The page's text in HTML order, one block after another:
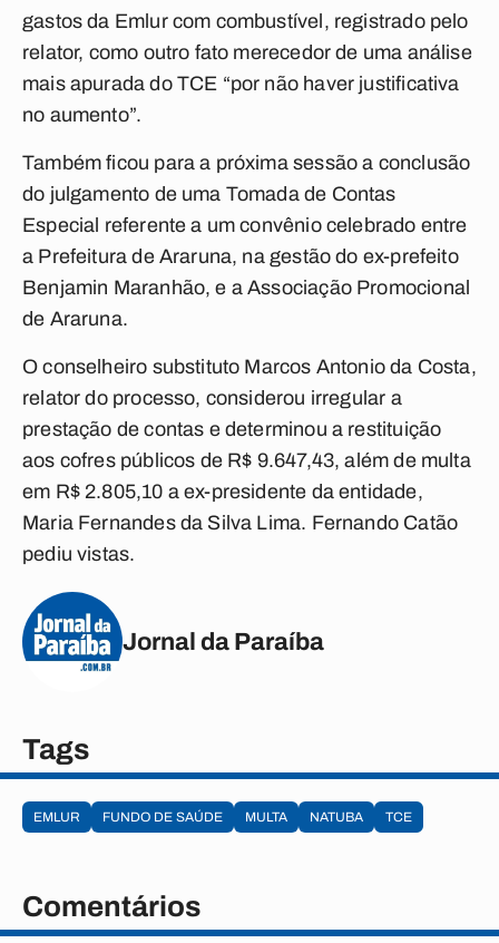
gastos da Emlur com combustível, registrado pelo
relator, como outro fato merecedor de uma análise
mais apurada do TCE “por não haver justificativa
no aumento”.
Também ficou para a próxima sessão a conclusão
do julgamento de uma Tomada de Contas
Especial referente a um convênio celebrado entre
a Prefeitura de Araruna, na gestão do ex-prefeito
Benjamin Maranhão, e a Associação Promocional
de Araruna.
O conselheiro substituto Marcos Antonio da Costa,
relator do processo, considerou irregular a
prestação de contas e determinou a restituição
aos cofres públicos de R$ 9.647,43, além de multa
em R$ 2.805,10 a ex-presidente da entidade,
Maria Fernandes da Silva Lima. Fernando Catão
pediu vistas.
Jornal da Paraíba
Tags
EMLUR FUNDO DE SAÚDE MULTA NATUBA TCE
Comentários